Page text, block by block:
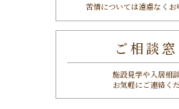
苦情については遠慮なくお
ご相談窓
施設見学や入居相
お気軽にご連絡く